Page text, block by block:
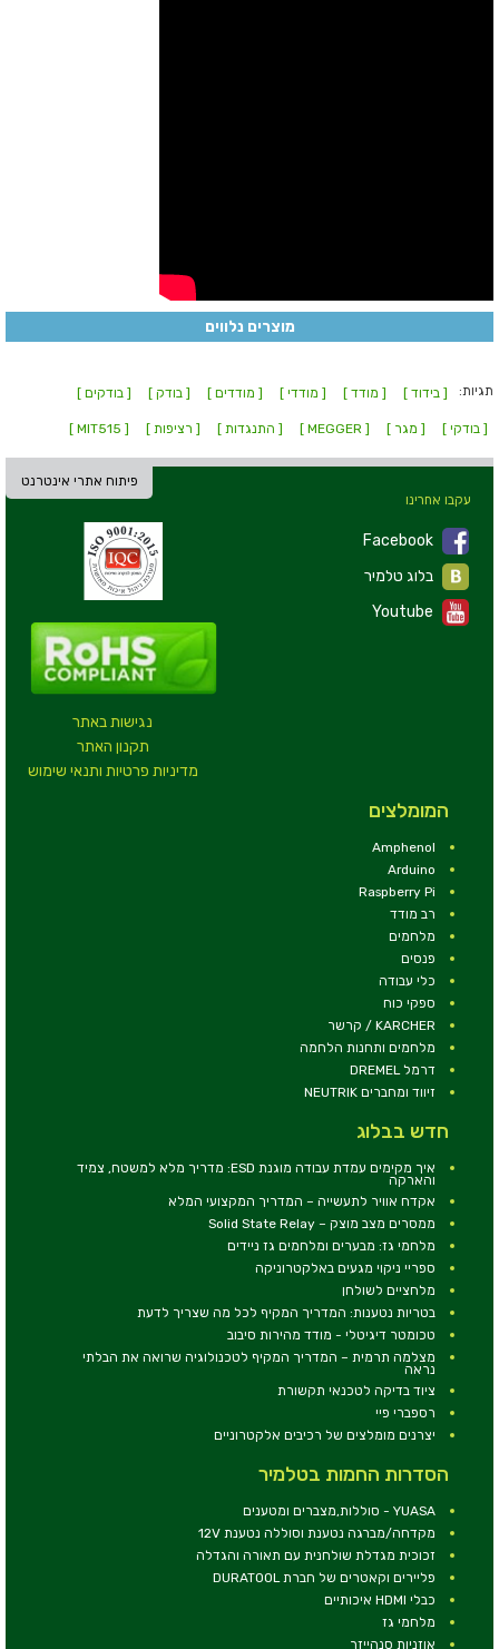
מוצרים נלווים
תגיות: [ בידוד ] [ מודד ] [ מודדי ] [ מודדים ] [ בודק ] [ בודקים ]
[ בודקי ] [ מגר ] [ MEGGER ] [ התנגדות ] [ רציפות ] [ MIT515 ]
פיתוח אתרי אינטרנט
נגישות באתר
תקנון האתר
מדיניות פרטיות ותנאי שימוש
עקבו אחרינו
Facebook
Youtube
המומלצים
Amphenol
Arduino
Raspberry Pi
רב מודד
מלחמים
פנסים
כלי עבודה
ספקי כוח
KARCHER / קרשר
מלחמים ותחנות הלחמה
דרמל DREMEL
זיווד ומחברים NEUTRIK
חדש בבלוג
איך מקימים עמדת עבודה מוגנת ESD: מדריך מלא למשטח, צמיד
והארקה
אקדח אוויר לתעשייה – המדריך המקצועי המלא
ממסרים מצב מוצק – Solid State Relay
מלחמי גז: מבערים ומלחמים גז ניידים
ספריי ניקוי מגעים באלקטרוניקה
מלחציים לשולחן
בטריות נטענות: המדריך המקיף לכל מה שצריך לדעת
טכומטר דיגיטלי - מודד מהירות סיבוב
מצלמה תרמית – המדריך המקיף לטכנולוגיה שרואה את הבלתי
נראה
ציוד בדיקה לטכנאי תקשורת
רספברי פיי
יצרנים מומלצים של רכיבים אלקטרוניים
הסדרות החמות בטלמיר
YUASA - סוללות,מצברים ומטענים
מקדחה/מברגה נטענת וסוללה נטענת 12V
זכוכית מגדלת שולחנית עם תאורה והגדלה
פליירים וקאטרים של חברת DURATOOL
כבלי HDMI איכותיים
מלחמי גז
אוזניות סנהייזר